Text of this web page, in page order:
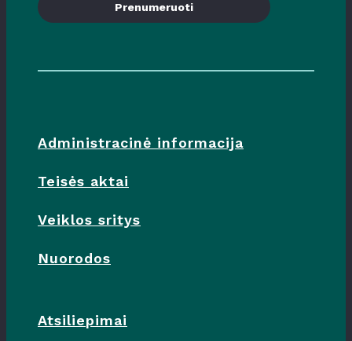
Prenumeruoti
Administracinė informacija
Teisės aktai
Veiklos sritys
Nuorodos
Atsiliepimai